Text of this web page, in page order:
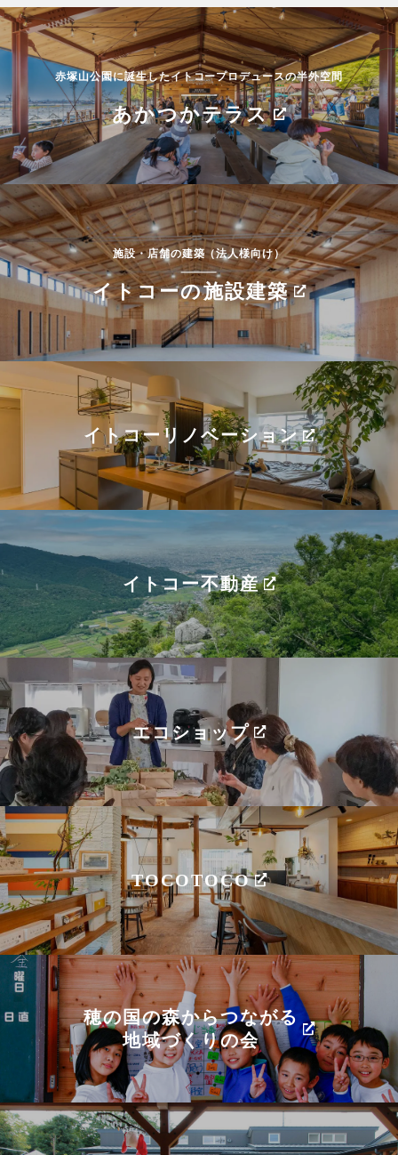
赤塚山公園に誕生したイトコープロデュースの半外空間
あかつかテラス
施設・店舗の建築（法人様向け）
イトコーの施設建築
イトコーリノベーション
イトコー不動産
エコショップ
TOCOTOCO
穂の国の森からつながる
地域づくりの会